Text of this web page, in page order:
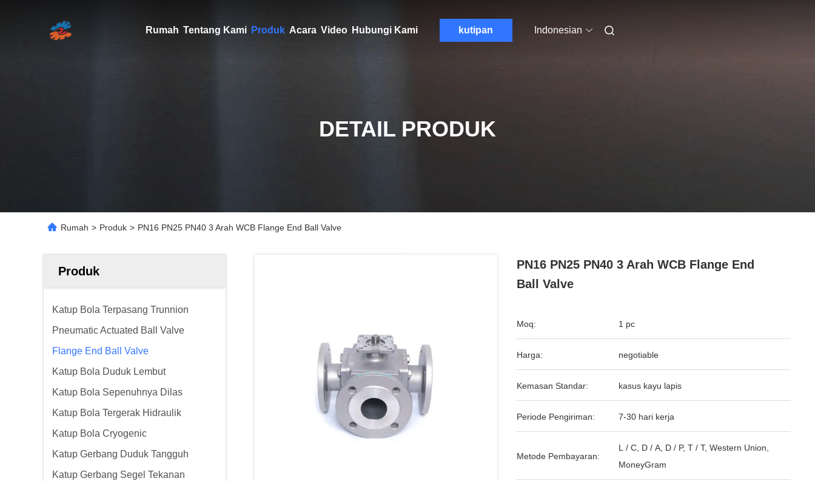
Rumah Tentang Kami Produk Acara Video Hubungi Kami kutipan Indonesian
DETAIL PRODUK
Rumah > Produk > PN16 PN25 PN40 3 Arah WCB Flange End Ball Valve
Produk
Katup Bola Terpasang Trunnion
Pneumatic Actuated Ball Valve
Flange End Ball Valve
Katup Bola Duduk Lembut
Katup Bola Sepenuhnya Dilas
Katup Bola Tergerak Hidraulik
Katup Bola Cryogenic
Katup Gerbang Duduk Tangguh
Katup Gerbang Segel Tekanan
PN16 PN25 PN40 3 Arah WCB Flange End
Ball Valve
Moq: 1 pc
Harga: negotiable
Kemasan Standar: kasus kayu lapis
Periode Pengiriman: 7-30 hari kerja
Metode Pembayaran:
L / C, D / A, D / P, T / T, Western Union,
MoneyGram